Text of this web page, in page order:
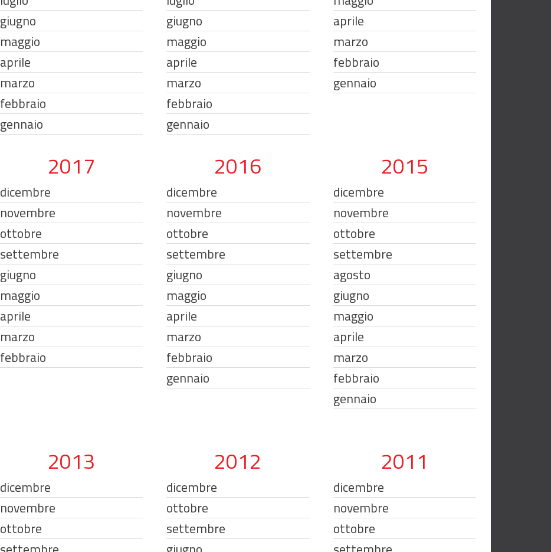
giugno
maggio
aprile
marzo
febbraio
gennaio
giugno
maggio
aprile
marzo
febbraio
gennaio
aprile
marzo
febbraio
gennaio
2017
dicembre
novembre
ottobre
settembre
giugno
maggio
aprile
marzo
febbraio
2016
dicembre
novembre
ottobre
settembre
giugno
maggio
aprile
marzo
febbraio
gennaio
2015
dicembre
novembre
ottobre
settembre
agosto
giugno
maggio
aprile
marzo
febbraio
gennaio
2013
dicembre
novembre
ottobre
2012
dicembre
ottobre
settembre
2011
dicembre
novembre
ottobre